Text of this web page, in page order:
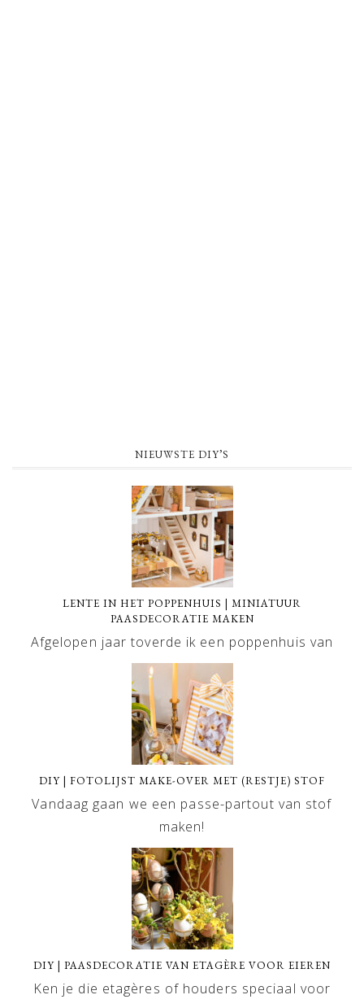
NIEUWSTE DIY’S
LENTE IN HET POPPENHUIS | MINIATUUR
PAASDECORATIE MAKEN
Afgelopen jaar toverde ik een poppenhuis van
DIY | FOTOLIJST MAKE-OVER MET (RESTJE) STOF
Vandaag gaan we een passe-partout van stof
maken!
DIY | PAASDECORATIE VAN ETAGÈRE VOOR EIEREN
Ken je die etagères of houders speciaal voor